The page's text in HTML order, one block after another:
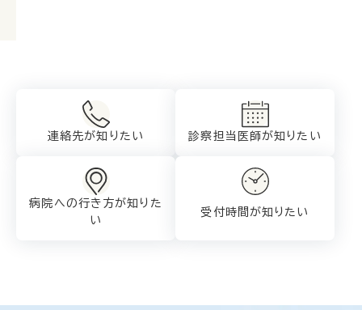
連絡先が知りたい 診察担当医師が知りたい
病院への行き方が知りた
い
受付時間が知りたい